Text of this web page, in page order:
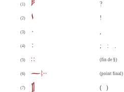
(1) ?
(2) !
(3) ,
(4) ; : .
(5) (fin de §)
(6) (point final)
(7) ( )